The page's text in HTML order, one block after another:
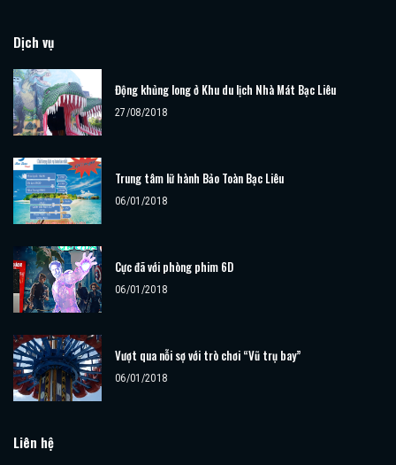
Dịch vụ
Động khủng long ở Khu du lịch Nhà Mát Bạc Liêu
27/08/2018
Trung tâm lữ hành Bảo Toàn Bạc Liêu
06/01/2018
Cực đã với phòng phim 6D
06/01/2018
Vượt qua nỗi sợ với trò chơi “Vũ trụ bay”
06/01/2018
Liên hệ